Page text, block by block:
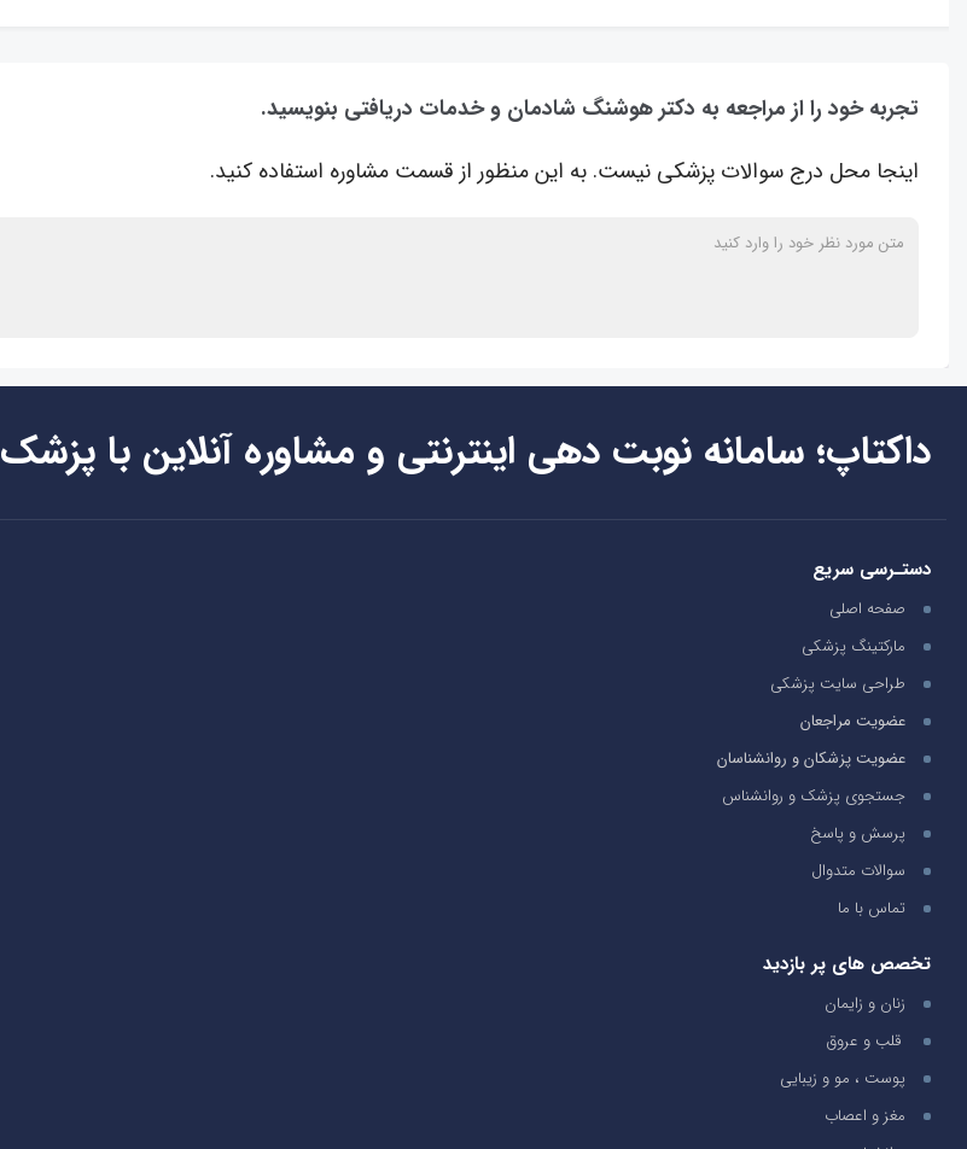
تجربه خود را از مراجعه به دکتر هوشنگ شادمان و خدمات دریافتی بنویسید.
اینجا محل درج سوالات پزشکی نیست. به این منظور از قسمت مشاوره استفاده کنید.
داکتاپ؛ سامانه نوبت دهی اینترنتی و مشاوره آنلاین با پزشک
دستـرسی سریع
صفحه اصلی
مارکتینگ پزشکی
طراحی سایت پزشکی
عضویت مراجعان
عضویت پزشکان و روانشناسان
جستجوی پزشک و روانشناس
پرسش و پاسخ
سوالات متدوال
تماس با ما
تخصص های پر بازدید
زنان و زایمان
قلب و عروق
پوست ، مو و زیبایی
مغز و اعصاب